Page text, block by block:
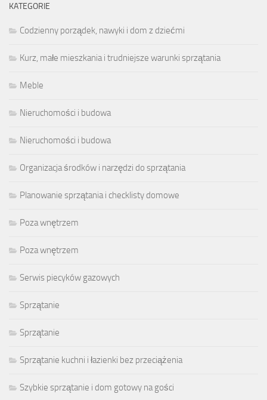
KATEGORIE
Codzienny porządek, nawyki i dom z dziećmi
Kurz, małe mieszkania i trudniejsze warunki sprzątania
Meble
Nieruchomości i budowa
Nieruchomości i budowa
Organizacja środków i narzędzi do sprzątania
Planowanie sprzątania i checklisty domowe
Poza wnętrzem
Poza wnętrzem
Serwis piecyków gazowych
Sprzątanie
Sprzątanie
Sprzątanie kuchni i łazienki bez przeciążenia
Szybkie sprzątanie i dom gotowy na gości